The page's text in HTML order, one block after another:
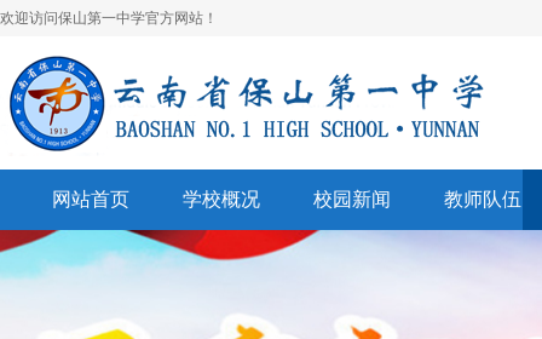
欢迎访问保山第一中学官方网站！
网站首页 学校概况
学校简介
校园新闻 教师队伍